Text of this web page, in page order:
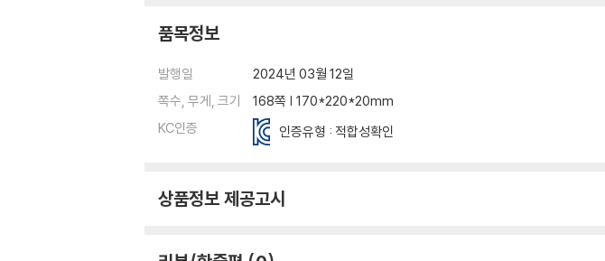
품목정보
발행일
2024년 03월 12일
쪽수, 무게, 크기
168쪽 | 170*220*20mm
KC인증
인증유형 : 적합성확인
상품정보 제공고시